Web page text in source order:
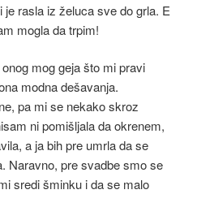
rasla iz želuca sve do grla. E
mogla da trpim!
mog geja što mi pravi
modna dešavanja.
pa mi se nekako skroz
ni pomišljala da okrenem,
a ja bih pre umrla da se
Naravno, pre svadbe smo se
sredi šminku i da se malo